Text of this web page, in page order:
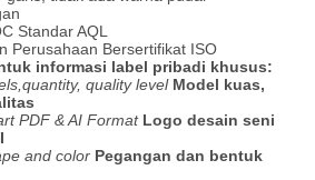
Standar AQL
Perusahaan Bersertifikat ISO
informasi label pribadi khusus:
quality level Model kuas,
PDF & AI Format Logo desain seni
and color Pegangan dan bentuk